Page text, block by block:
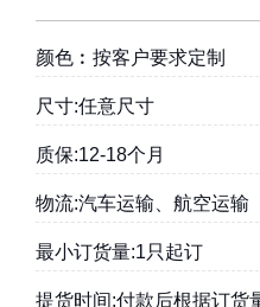
颜色︰按客户要求定制
尺寸:任意尺寸
质保:12-18个月
物流:汽车运输、航空运输
最小订货量:1只起订
提货时间:付款后根据订货